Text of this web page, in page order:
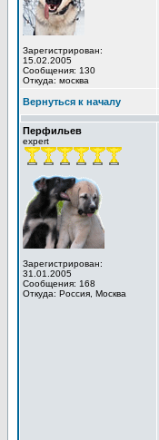
Зарегистрирован:
15.02.2005
Сообщения: 130
Откуда: москва
Вернуться к началу
Перфильев
expert
Зарегистрирован:
31.01.2005
Сообщения: 168
Откуда: Россия, Москва